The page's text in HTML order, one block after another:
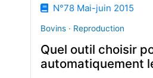
N°78 Mai-juin 2015
Bovins · Reproduction
Quel outil choisir
automatiquement